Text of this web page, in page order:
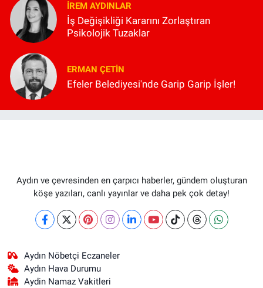
İREM AYDINLAR
İş Değişikliği Kararını Zorlaştıran
Psikolojik Tuzaklar
ERMAN ÇETIN
Efeler Belediyesi'nde Garip Garip İşler!
Aydın ve çevresinden en çarpıcı haberler, gündem oluşturan
köşe yazıları, canlı yayınlar ve daha pek çok detay!
Aydın Nöbetçi Eczaneler
Aydın Hava Durumu
Aydin Namaz Vakitleri